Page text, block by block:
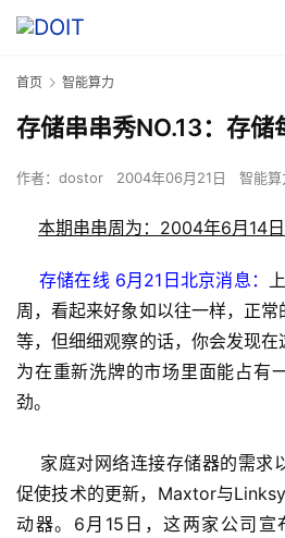
首页 智能算力
存储串串秀NO.13：存储
作者： dostor 2004年06月21日 智能算
本期串串周为：2004年6月14
存储在线 6月21日北京消息：
周，看起来好象如以往一样，正
等，但细细观察的话，你会发现
为在重新洗牌的市场里面能占有
劲。
家庭对网络连接存储器的需求
促使技术的更新，Maxtor与
动器。6月15日，这两家公司